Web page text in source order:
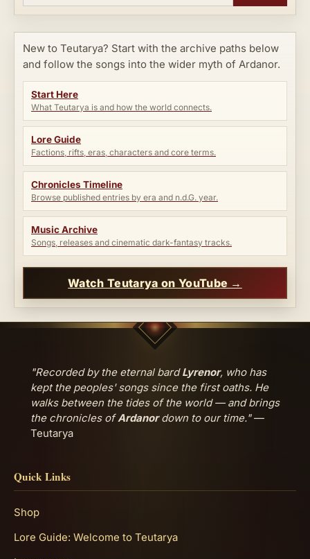
New to Teutarya? Start with the archive paths below
and follow the songs into the wider myth of Ardanor.
Start Here
What Teutarya is and how the world connects.
Lore Guide
Factions, rifts, eras, characters and core terms.
Chronicles Timeline
Browse published entries by era and n.d.G. year.
Music Archive
Songs, releases and cinematic dark-fantasy tracks.
Watch Teutarya on YouTube →
"Recorded by the eternal bardLyrenor, who has
kept the peoples' songs since the first oaths. He
walks between the tides of the world — and brings
the chronicles ofArdanordown to our time."—
Teutarya
Quick Links
Shop
Lore Guide: Welcome to Teutarya